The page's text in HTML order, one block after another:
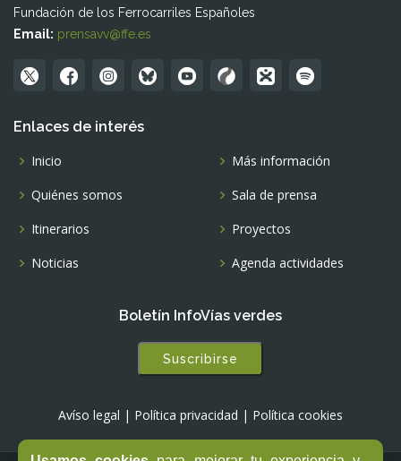
Fundación de los Ferrocarriles Españoles
Email: prensavv@ffe.es
Enlaces de interés
Inicio
Quiénes somos
Itinerarios
Noticias
Más información
Sala de prensa
Proyectos
Agenda actividades
Boletín InfoVías verdes
Suscribirse
Avíso legal | Política privacidad | Política cookies